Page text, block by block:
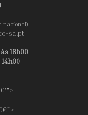
nacional)
sa.pt
18h00